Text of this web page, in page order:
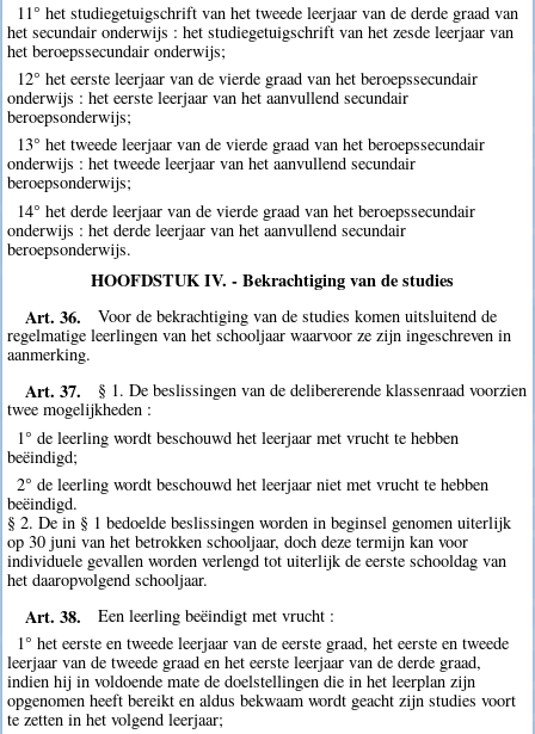
11° het studiegetuigschrift van het tweede leerjaar van de derde graad van
het secundair onderwijs : het studiegetuigschrift van het zesde leerjaar van
het beroepssecundair onderwijs;
12° het eerste leerjaar van de vierde graad van het beroepssecundair
onderwijs : het eerste leerjaar van het aanvullend secundair
beroepsonderwijs;
13° het tweede leerjaar van de vierde graad van het beroepssecundair
onderwijs : het tweede leerjaar van het aanvullend secundair
beroepsonderwijs;
14° het derde leerjaar van de vierde graad van het beroepssecundair
onderwijs : het derde leerjaar van het aanvullend secundair
beroepsonderwijs.
HOOFDSTUK IV. - Bekrachtiging van de studies
Art. 36.
Voor de bekrachtiging van de studies komen uitsluitend de
regelmatige leerlingen van het schooljaar waarvoor ze zijn ingeschreven in
aanmerking.
Art. 37.
§ 1. De beslissingen van de delibererende klassenraad voorzien
twee mogelijkheden :
1° de leerling wordt beschouwd het leerjaar met vrucht te hebben
beëindigd;
2° de leerling wordt beschouwd het leerjaar niet met vrucht te hebben
beëindigd.
§ 2. De in § 1 bedoelde beslissingen worden in beginsel genomen uiterlijk
op 30 juni van het betrokken schooljaar, doch deze termijn kan voor
individuele gevallen worden verlengd tot uiterlijk de eerste schooldag van
het daaropvolgend schooljaar.
Art. 38.
Een leerling beëindigt met vrucht :
1° het eerste en tweede leerjaar van de eerste graad, het eerste en tweede
leerjaar van de tweede graad en het eerste leerjaar van de derde graad,
indien hij in voldoende mate de doelstellingen die in het leerplan zijn
opgenomen heeft bereikt en aldus bekwaam wordt geacht zijn studies voort
te zetten in het volgend leerjaar;